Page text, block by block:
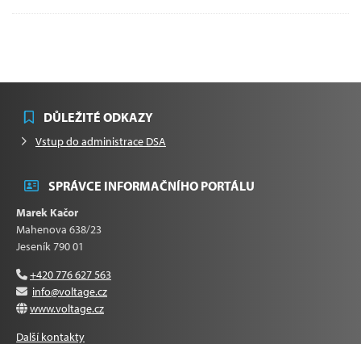
DŮLEŽITÉ ODKAZY
Vstup do administrace DSA
SPRÁVCE INFORMAČNÍHO PORTÁLU
Marek Kačor
Mahenova 638/23
Jeseník 790 01
+420 776 627 563
info@voltage.cz
www.voltage.cz
Další kontakty